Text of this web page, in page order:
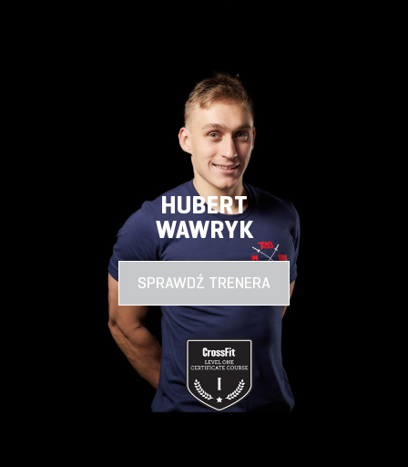
HUBERT
WAWRYK
SPRAWDŹ TRENERA